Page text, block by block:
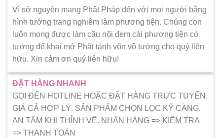
Vì sở nguyện mang Phật Pháp đến với mọi người bằng
hình tướng trang nghiêm làm phương tiện. Chúng con
luôn mong được làm cầu nối đem cái phương tiện có
tướng để khai mở Phật tánh vốn vô tướng cho quý liên
hữu. Xin cảm ơn quý liên hữu!
ĐẶT HÀNG NHANH
GỌI ĐẾN HOTLINE HOẶC ĐẶT HÀNG TRỰC TUYẾN.
GIÁ CẢ HỢP LÝ. SẢN PHẨM CHỌN LỌC KỸ CÀNG.
AN TÂM KHI THỈNH VỀ. NHẬN HÀNG => KIẾM TRA
=> THANH TOÁN